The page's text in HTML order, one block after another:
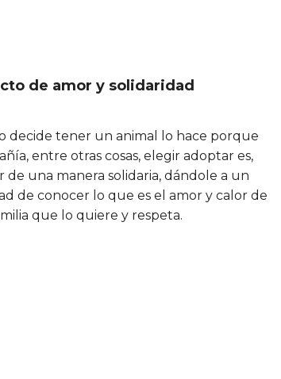
de amor y solidaridad
decide tener un animal lo hace porque
entre otras cosas, elegir adoptar es,
una manera solidaria, dándole a un
de conocer lo que es el amor y calor de
que lo quiere y respeta.